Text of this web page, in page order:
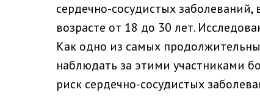
сердечно-сосудистых
возрасте от 18 до 30 лет.
Как одно из самых
наблюдать за этими участниками
риск сердечно-сосудистых